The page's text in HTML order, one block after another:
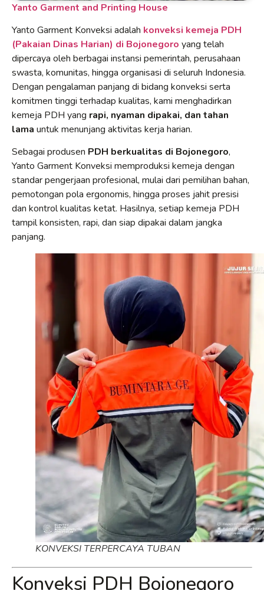
Yanto Garment and Printing House
Yanto Garment Konveksi adalah konveksi kemeja PDH
(Pakaian Dinas Harian) di Bojonegoro yang telah
dipercaya oleh berbagai instansi pemerintah, perusahaan
swasta, komunitas, hingga organisasi di seluruh Indonesia.
Dengan pengalaman panjang di bidang konveksi serta
komitmen tinggi terhadap kualitas, kami menghadirkan
kemeja PDH yang rapi, nyaman dipakai, dan tahan
lama untuk menunjang aktivitas kerja harian.
Sebagai produsen PDH berkualitas di Bojonegoro,
Yanto Garment Konveksi memproduksi kemeja dengan
standar pengerjaan profesional, mulai dari pemilihan bahan,
pemotongan pola ergonomis, hingga proses jahit presisi
dan kontrol kualitas ketat. Hasilnya, setiap kemeja PDH
tampil konsisten, rapi, dan siap dipakai dalam jangka
panjang.
KONVEKSI TERPERCAYA TUBAN
Konveksi PDH Bojonegoro